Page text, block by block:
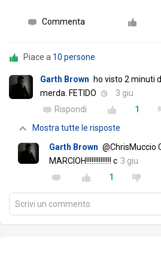
Commenta
Piace a 10 persone
Garth Brown
ho visto 2 minuti
merda. FETIDO
3 giu
Rispondi
1
Mostra tutte le risposte
Garth Brown @ChrisMuccio
MARCIOH!!!!!!!!!!!!!! c 3 giu
1
Scrivi un commento